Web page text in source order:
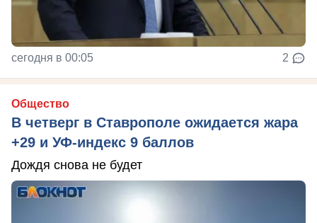
сегодня в 00:05 2
Общество
В четверг в Ставрополе ожидается жара
+29 и УФ-индекс 9 баллов
Дождя снова не будет